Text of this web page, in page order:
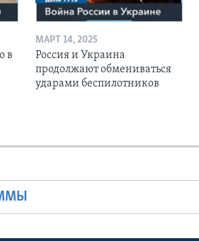
в
МАРТ 14, 2025
Россия и Украина
продолжают обмениваться
ударами беспилотников